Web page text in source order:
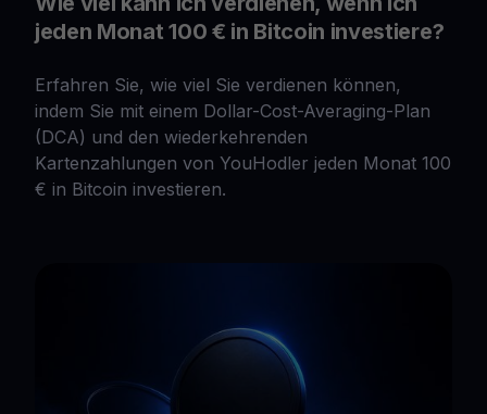
jeden Monat 100 € in Bitcoin investiere?
Erfahren Sie, wie viel Sie verdienen können,
indem Sie mit einem Dollar-Cost-Averaging-Plan
(DCA) und den wiederkehrenden
Kartenzahlungen von YouHodler jeden Monat 100
€ in Bitcoin investieren.